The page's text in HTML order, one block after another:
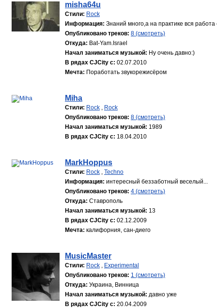
misha64u
Стили: Rock
Информация: Знаний много,а на практике вся работа
Опубликовано треков: 8 (смотреть)
Откуда: Bat-Yam.Israel
Начал заниматься музыкой: Ну очень давно:)
В рядах CJCity с: 02.07.2010
Мечта: Поработать звукорежисёром
Miha
Стили: Rock , Rock
Опубликовано треков: 8 (смотреть)
Начал заниматься музыкой: 1989
В рядах CJCity с: 18.04.2010
MarkHoppus
Стили: Rock , Techno
Информация: интересный беззаботный веселый...
Опубликовано треков: 4 (смотреть)
Откуда: Ставрополь
Начал заниматься музыкой: 13
В рядах CJCity с: 02.12.2009
Мечта: калифорния, сан-диего
MusicMaster
Стили: Rock , Experimental
Опубликовано треков: 1 (смотреть)
Откуда: Украина, Винница
Начал заниматься музыкой: давно уже
В рядах CJCity с: 20.04.2009